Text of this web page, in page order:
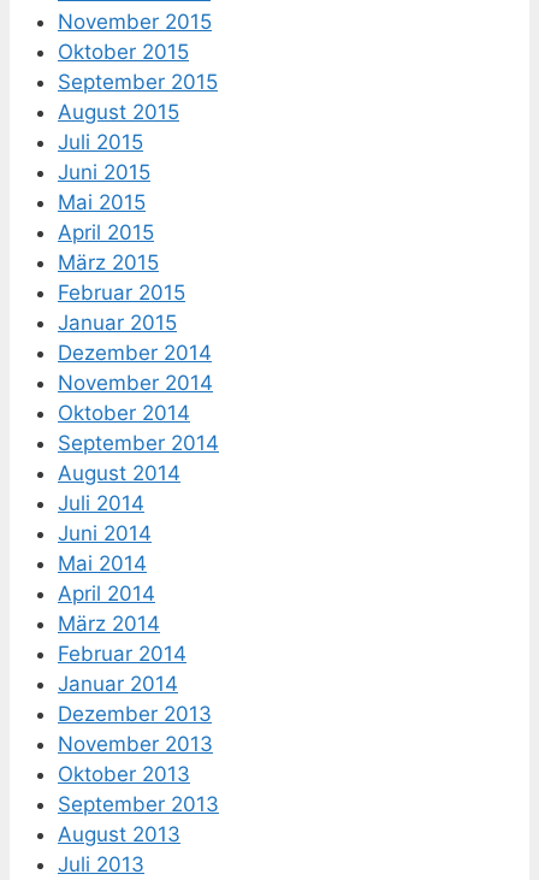
November 2015
Oktober 2015
September 2015
August 2015
Juli 2015
Juni 2015
Mai 2015
April 2015
März 2015
Februar 2015
Januar 2015
Dezember 2014
November 2014
Oktober 2014
September 2014
August 2014
Juli 2014
Juni 2014
Mai 2014
April 2014
März 2014
Februar 2014
Januar 2014
Dezember 2013
November 2013
Oktober 2013
September 2013
August 2013
Juli 2013